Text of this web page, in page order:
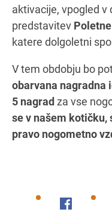
aktivacije, vpogled
predstavitev
katere dolgoletni
V tem obdobju bo
obarvana nagradna
5 nagrad za vse
se v našem
pravo nogometno